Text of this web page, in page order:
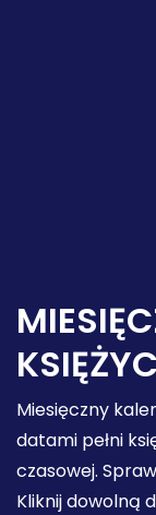
Miesięczny
datami pełni
czasowej.
Kliknij dowolną